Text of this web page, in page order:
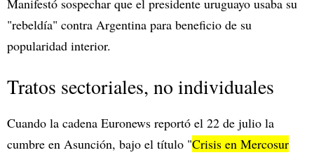
Manifestó sospechar que el presidente uruguayo usaba su
"rebeldía" contra Argentina para beneficio de su
popularidad interior.
Tratos sectoriales, no individuales
Cuando la cadena Euronews reportó el 22 de julio la
cumbre en Asunción, bajo el título "Crisis en Mercosur